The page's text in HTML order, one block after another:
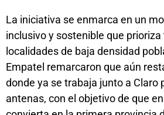
La iniciativa se enmarca en un
inclusivo y sostenible que
localidades de baja densidad
Empatel remarcaron que aún
donde ya se trabaja junto a Claro
antenas, con el objetivo de que